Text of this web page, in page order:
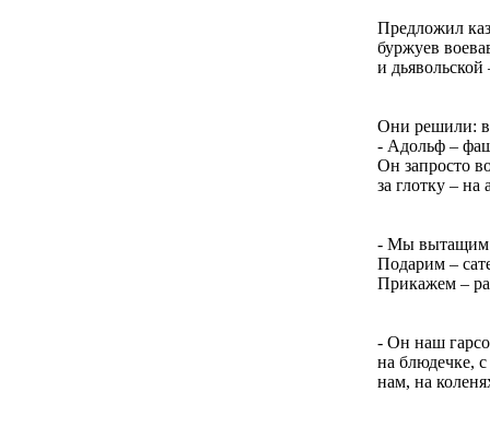
Предложил
буржуев
и дьявольской
Они решили:
- Адольф –
Он запросто
за глотку – на
- Мы вытащим
Подарим –
Прикажем –
- Он наш
на блюдечке,
нам, на